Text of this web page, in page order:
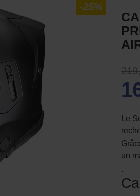
-25%
Le
un
.